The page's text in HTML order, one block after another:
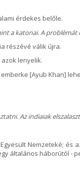
érdekes belőle.
a katonai. A problémát
részévé válik újra.
lenyelik.
[Ayub Khan]
Az indiaiak
Nemzeteké; és
általános háborútól -